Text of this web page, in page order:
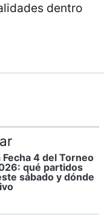
dentro
4 del Torneo
qué partidos
sábado y dónde